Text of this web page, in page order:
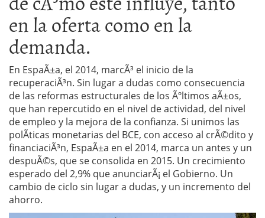
en la oferta como en la
demanda.
En EspaÃ±a, el 2014, marcÃ³ el inicio de la
recuperaciÃ³n. Sin lugar a dudas como consecuencia
de las reformas estructurales de los Ãºltimos aÃ±os,
que han repercutido en el nivel de actividad, del nivel
de empleo y la mejora de la confianza. Si unimos las
polÃ­ticas monetarias del BCE, con acceso al crÃ©dito y
financiaciÃ³n, EspaÃ±a en el 2014, marca un antes y un
despuÃ©s, que se consolida en 2015. Un crecimiento
esperado del 2,9% que anunciarÃ¡ el Gobierno. Un
cambio de ciclo sin lugar a dudas, y un incremento del
ahorro.